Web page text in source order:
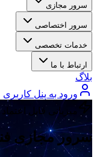
سرور مجازی
سرور اختصاصی
خدمات تخصصی
ارتباط با ما
بلاگ
ورود به پنل کاربری
میزبانی قابل اعتماد
سرور مجازی